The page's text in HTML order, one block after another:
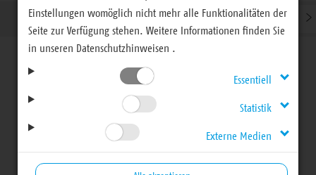
Fördermittel
Förderprogramme
Fördermittel-Datenbank der EVLKS Weitere Fördermittel- ››
Einstellungen womöglich nicht mehr alle Funktionalitäten der
Seite zur Verfügung stehen. Weitere Informationen finden Sie
in unseren Datenschutzhinweisen .
Essentiell
Statistik
Externe Medien